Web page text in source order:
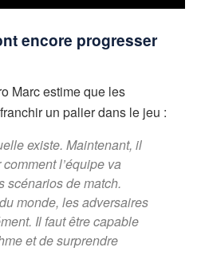
encore progresser
Marc estime que les
un palier dans le jeu :
existe. Maintenant, il
l’équipe va
scénarios de match.
monde, les adversaires
Il faut être capable
et de surprendre